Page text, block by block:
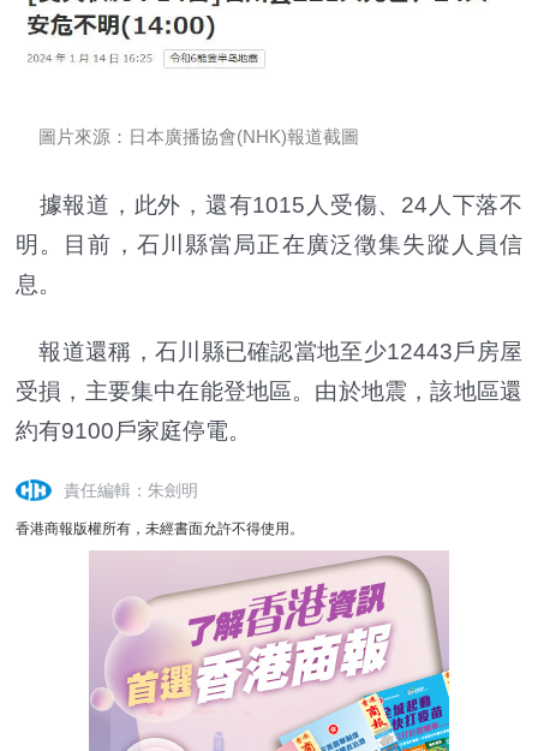
圖片來源：日本廣播協會(NHK)報道截圖
據報道，此外，還有1015人受傷、24人下落不
明。目前，石川縣當局正在廣泛徵集失蹤人員信
息。
報道還稱，石川縣已確認當地至少12443戶房屋
受損，主要集中在能登地區。由於地震，該地區還
約有9100戶家庭停電。
責任編輯：朱劍明
香港商報版權所有，未經書面允許不得使用。